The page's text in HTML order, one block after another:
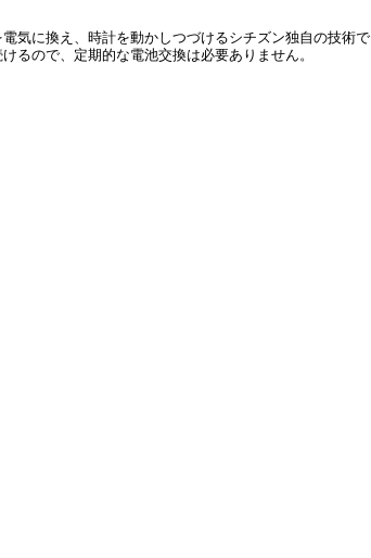
気に換え、時計を動かしつづけるシチズン独自の技術で
るので、定期的な電池交換は必要ありません。